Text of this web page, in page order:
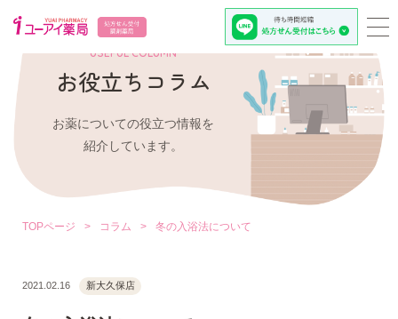
USEFUL COLUMN
お役立ちコラム
お薬についての役立つ情報を
紹介しています。
TOPページ > コラム > 冬の入浴法について
2021.02.16 新大久保店